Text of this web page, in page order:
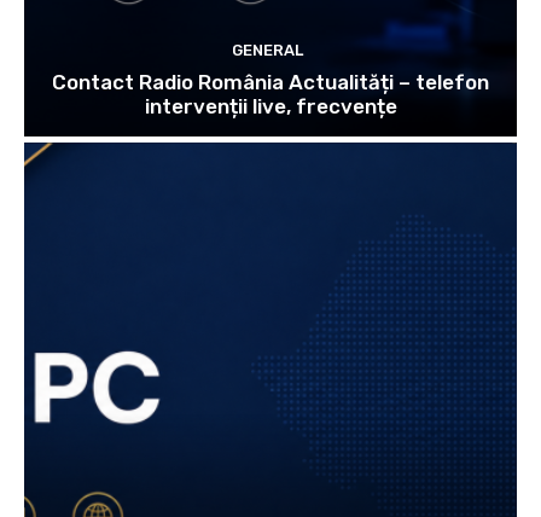
GENERAL
Contact Radio România Actualități – telefon
intervenții live, frecvențe